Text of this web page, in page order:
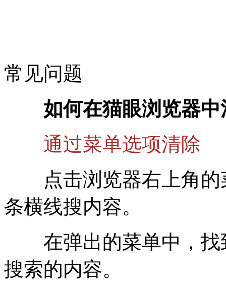
常见问题
如何在猫眼浏览器中
通过菜单选项清除
点击浏览器右上角的
条横线搜内容。
在弹出的菜单中，找
搜索的内容。